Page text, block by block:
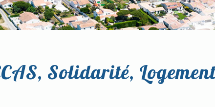
Solidarité,